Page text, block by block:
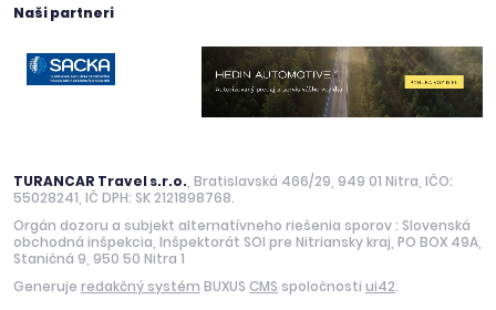
Naši partneri
TURANCAR Travel s.r.o. , Bratislavská 466/29, 949 01 Nitra, IČO:
55028241, IČ DPH: SK 2121898768.
Orgán dozoru a subjekt alternatívneho riešenia sporov : Slovenská
obchodná inšpekcia, Inšpektorát SOI pre Nitriansky kraj, PO BOX 49A,
Staničná 9, 950 50 Nitra 1
Generuje redakčný systém BUXUS CMS spoločnosti ui42.